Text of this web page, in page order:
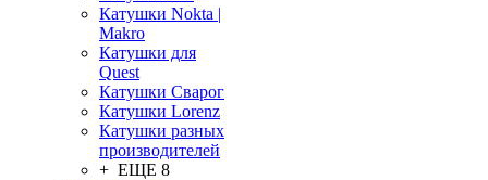
Катушки Nokta |
Makro
Катушки для
Quest
Катушки Сварог
Катушки Lorenz
Катушки разных
производителей
+ ЕЩЕ 8